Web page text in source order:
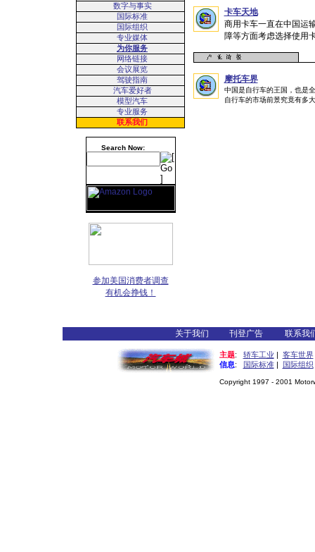
数字与事实
国际标准
国际组织
专业媒体
为你服务
网络链接
会议展览
驾驶指南
汽车爱好者
模型汽车
专业服务
联系我们
Search Now:
参加美国消费者调查
有机会挣钱！
卡车天地
商用卡车一直在中国运
障等方面考虑选择使用
摩托车界
中国是自行车的王国，也是
自行车的市场前景究竟有多
关于我们 刊登广告 联系我
主题: 轿车工业 | 客车世界
信息: 国际标准| 国际组织
Copyright 1997 - 2001